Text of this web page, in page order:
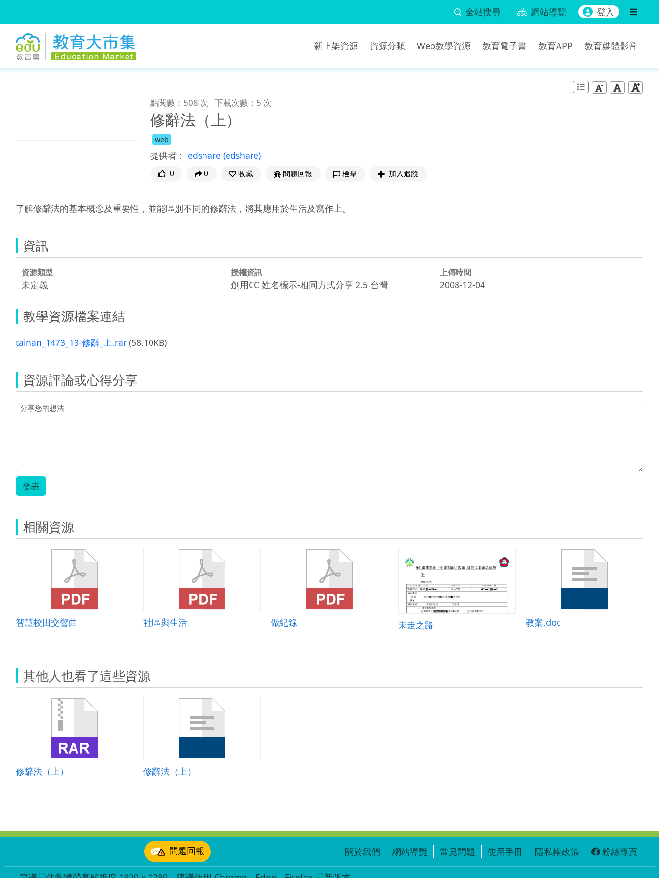
全站搜尋 網站導覽 登入
新上架資源 資源分類 Web教學資源 教育電子書 教育APP 教育媒體影音
點閱數：508 次 下載次數：5 次
修辭法（上）
web
提供者： edshare (edshare)
0 0 收藏 問題回報 檢舉 加入追蹤
了解修辭法的基本概念及重要性，並能區別不同的修辭法，將其應用於生活及寫作上。
資訊
資源類型
未定義
授權資訊
創用CC 姓名標示-相同方式分享 2.5 台灣
上傳時間
2008-12-04
教學資源檔案連結
tainan_1473_13-修辭_上.rar (58.10KB)
資源評論或心得分享
發表
相關資源
智慧校田交響曲 社區與生活 做紀錄 未走之路 教案.doc
其他人也看了這些資源
修辭法（上） 修辭法（上）
問題回報 關於我們 網站導覽 常見問題 使用手冊 隱私權政策 粉絲專頁